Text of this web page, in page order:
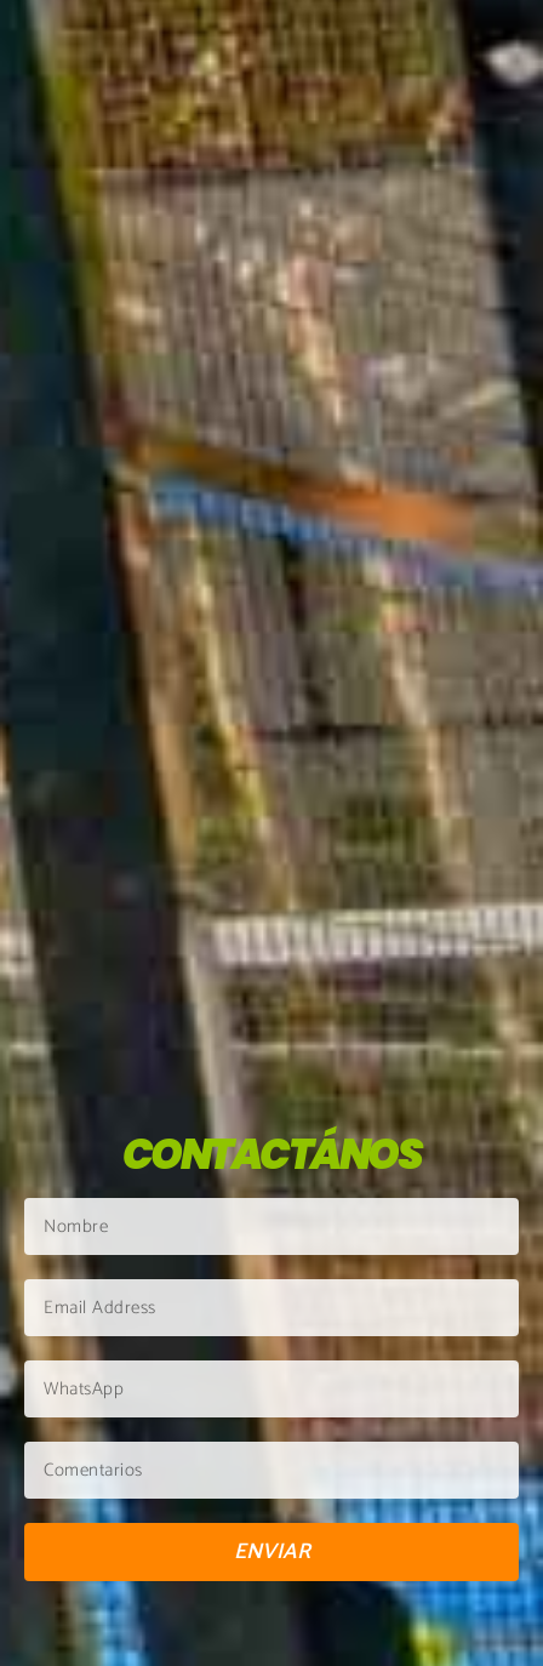
CONTACTÁNOS
ENVIAR